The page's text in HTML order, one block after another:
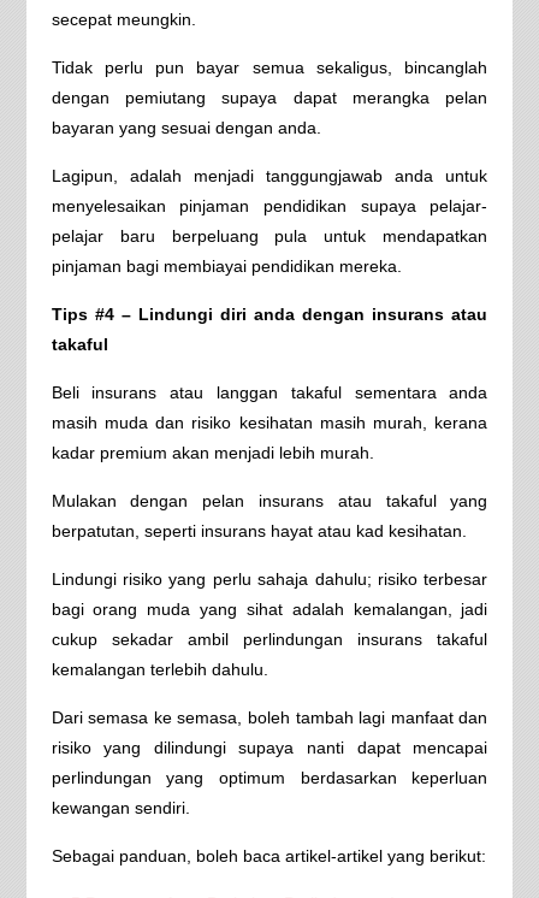
secepat meungkin.
Tidak perlu pun bayar semua sekaligus, bincanglah
dengan pemiutang supaya dapat merangka pelan
bayaran yang sesuai dengan anda.
Lagipun, adalah menjadi tanggungjawab anda untuk
menyelesaikan pinjaman pendidikan supaya pelajar-
pelajar baru berpeluang pula untuk mendapatkan
pinjaman bagi membiayai pendidikan mereka.
Tips #4 – Lindungi diri anda dengan insurans atau
takaful
Beli insurans atau langgan takaful sementara anda
masih muda dan risiko kesihatan masih murah, kerana
kadar premium akan menjadi lebih murah.
Mulakan dengan pelan insurans atau takaful yang
berpatutan, seperti insurans hayat atau kad kesihatan.
Lindungi risiko yang perlu sahaja dahulu; risiko terbesar
bagi orang muda yang sihat adalah kemalangan, jadi
cukup sekadar ambil perlindungan insurans takaful
kemalangan terlebih dahulu.
Dari semasa ke semasa, boleh tambah lagi manfaat dan
risiko yang dilindungi supaya nanti dapat mencapai
perlindungan yang optimum berdasarkan keperluan
kewangan sendiri.
Sebagai panduan, boleh baca artikel-artikel yang berikut: